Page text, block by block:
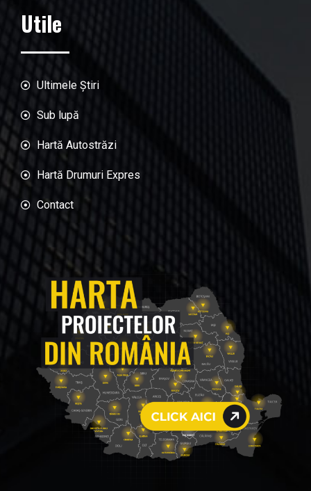
Utile
Ultimele Știri
Sub lupă
Hartă Autostrăzi
Hartă Drumuri Expres
Contact